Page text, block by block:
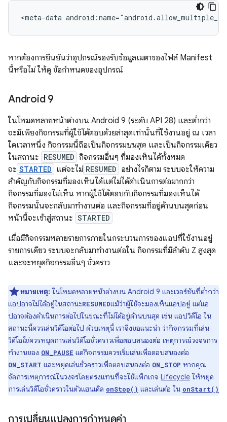
<meta-data
หากต้องการยืนยันว่าอุปกรณ์รองรับข้อมูลเมตาของไฟล์ Manifest
นี้หรือไม่ ให้ดู ข้อกำหนดของอุปกรณ์
Android 9
ในโหมดหลายหน้าต่างบน Android 9 (ระดับ API 28) และต่ำกว่า
จะมีเพียงกิจกรรมที่ผู้ใช้โต้ตอบด้วยล่าสุดเท่านั้นที่ใช้งานอยู่ ณ เวลา
ใดเวลาหนึ่ง กิจกรรมนี้ถือเป็นกิจกรรมบนสุด และเป็นกิจกรรมเดียว
ในสถานะ RESUMED กิจกรรมอื่นๆ ที่มองเห็นได้ทั้งหมด
จะ STARTED แต่จะไม่ RESUMED อย่างไรก็ตาม ระบบจะให้ความ
สำคัญกับกิจกรรมที่มองเห็นได้แต่ไม่ได้ดำเนินการต่อมากกว่า
กิจกรรมที่มองไม่เห็น หากผู้ใช้โต้ตอบกับกิจกรรมที่มองเห็นได้
กิจกรรมนั้นจะกลับมาทำงานต่อ และกิจกรรมที่อยู่ด้านบนสุดก่อน
หน้านี้จะเข้าสู่สถานะ STARTED
เมื่อมีกิจกรรมหลายรายการภายในกระบวนการของแอปที่ใช้งานอยู่
รายการเดียว ระบบจะกลับมาทำงานต่อใน กิจกรรมที่มีลำดับ Z สูงสุด
และจะหยุดกิจกรรมอื่นๆ ชั่วคราว
หมายเหตุ: ในโหมดหลายหน้าต่างบน Android 9 และเวอร์ชันที่ต่ำกว่า
แอปอาจไม่ได้อยู่ในสถานะRESUMEDแม้ว่าผู้ใช้จะมองเห็นแอปอยู่ แต่แอ
ปอาจต้องดำเนินการต่อไปในขณะที่ไม่ได้อยู่ด้านบนสุด เช่น แอปวิดีโอ ใน
สถานะนี้ควรเล่นวิดีโอต่อไป ด้วยเหตุนี้ เราจึงขอแนะนำ ว่ากิจกรรมที่เล่น
วิดีโอไม่ควรหยุดการเล่นวิดีโอชั่วคราวเพื่อตอบสนองต่อ เหตุการณ์วงจรการ
ทำงานของ ON_PAUSE แต่กิจกรรมควรเริ่มเล่นเพื่อตอบสนองต่อ
ON_START และหยุดเล่นชั่วคราวเพื่อตอบสนองต่อ ON_STOP หากคุณ
จัดการเหตุการณ์ในวงจรโดยตรงแทนที่จะใช้แพ็กเกจ Lifecycle ให้หยุด
การเล่นวิดีโอชั่วคราวในตัวแฮนเดิล onStop() และเล่นต่อ ใน onStart()
การเปลี่ยนแปลงการกำหนดค่า